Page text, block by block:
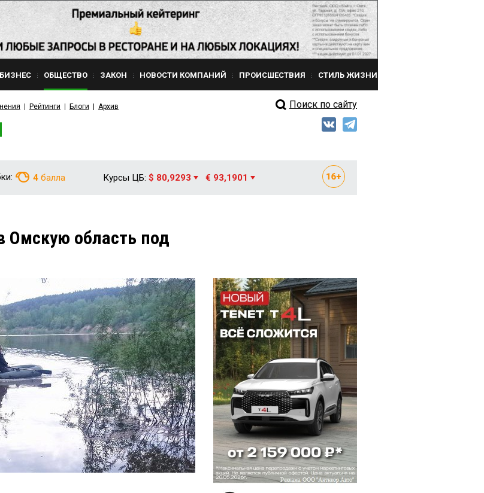
БИЗНЕС ОБЩЕСТВО ЗАКОН НОВОСТИ КОМПАНИЙ ПРОИСШЕСТВИЯ СТИЛЬ ЖИЗНИ
Рейтинги Блоги Архив Поиск по сайту
4 балла Курсы ЦБ: $ 80,9293 € 93,1901
Омскую область под